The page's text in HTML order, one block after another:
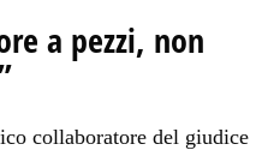
a pezzi, non
collaboratore del giudice